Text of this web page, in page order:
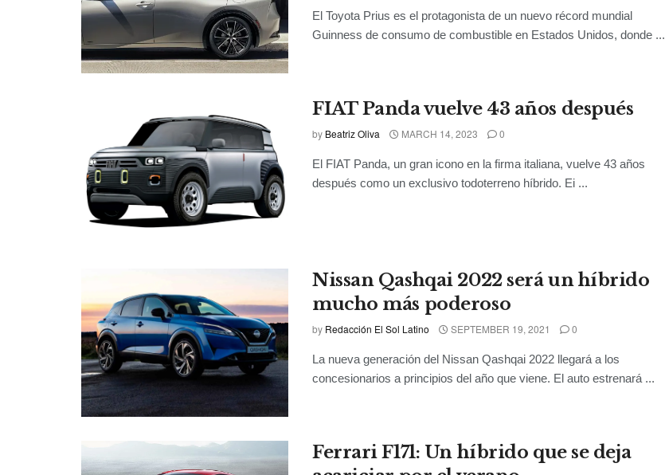
El Toyota Prius es el protagonista de un nuevo récord mundial
Guinness de consumo de combustible en Estados Unidos, donde ...
FIAT Panda vuelve 43 años después
by Beatriz Oliva MARCH 14, 2023 0
El FIAT Panda, un gran icono en la firma italiana, vuelve 43 años
después como un exclusivo todoterreno híbrido. Ei ...
Nissan Qashqai 2022 será un híbrido
mucho más poderoso
by Redacción El Sol Latino SEPTEMBER 19, 2021 0
La nueva generación del Nissan Qashqai 2022 llegará a los
concesionarios a principios del año que viene. El auto estrenará ...
Ferrari F171: Un híbrido que se deja